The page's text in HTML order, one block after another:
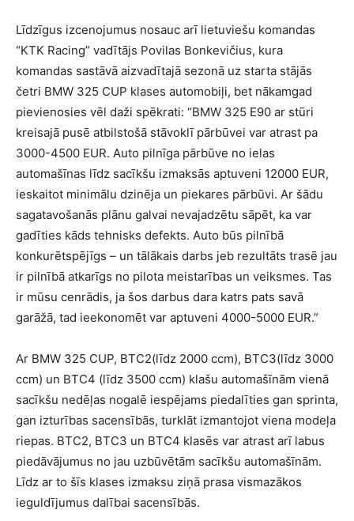
Līdzīgus izcenojumus nosauc arī lietuviešu komandas
“KTK Racing” vadītājs Povilas Bonkevičius, kura
komandas sastāvā aizvadītajā sezonā uz starta stājās
četri BMW 325 CUP klases automobiļi, bet nākamgad
pievienosies vēl daži spēkrati: “BMW 325 E90 ar stūri
kreisajā pusē atbilstošā stāvoklī pārbūvei var atrast pa
3000-4500 EUR. Auto pilnīga pārbūve no ielas
automašīnas līdz sacīkšu izmaksās aptuveni 12000 EUR,
ieskaitot minimālu dzinēja un piekares pārbūvi. Ar šādu
sagatavošanās plānu galvai nevajadzētu sāpēt, ka var
gadīties kāds tehnisks defekts. Auto būs pilnībā
konkurētspējīgs – un tālākais darbs jeb rezultāts trasē jau
ir pilnībā atkarīgs no pilota meistarības un veiksmes. Tas
ir mūsu cenrādis, ja šos darbus dara katrs pats savā
garāžā, tad ieekonomēt var aptuveni 4000-5000 EUR.”
Ar BMW 325 CUP, BTC2(līdz 2000 ccm), BTC3(līdz 3000
ccm) un BTC4 (līdz 3500 ccm) klašu automašīnām vienā
sacīkšu nedēļas nogalē iespējams piedalīties gan sprinta,
gan izturības sacensībās, turklāt izmantojot viena modeļa
riepas. BTC2, BTC3 un BTC4 klasēs var atrast arī labus
piedāvājumus no jau uzbūvētām sacīkšu automašīnām.
Līdz ar to šīs klases izmaksu ziņā prasa vismazākos
ieguldījumus dalībai sacensībās.